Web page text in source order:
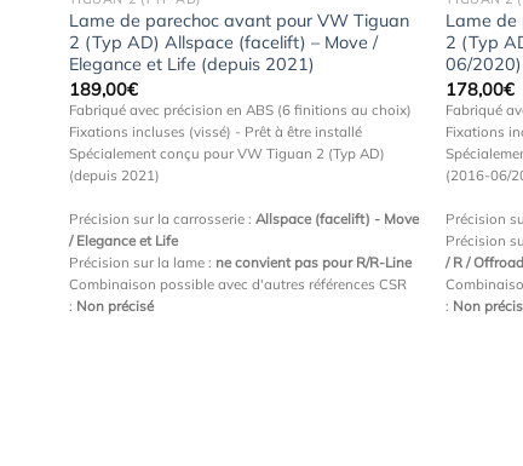
Lame de parechoc avant pour VW Tiguan
2 (Typ AD) Allspace (facelift) – Move /
Elegance et Life (depuis 2021)
189,00€
Fabriqué avec précision en ABS (6 finitions au choix)
Fixations incluses (vissé) - Prêt à être installé
Spécialement conçu pour VW Tiguan 2 (Typ AD)
(depuis 2021)
Précision sur la carrosserie : Allspace (facelift) - Move
/ Elegance et Life
Précision sur la lame : ne convient pas pour R/R-Line
Combinaison possible avec d'autres références CSR
: Non précisé
Lame de
2 (Typ
06/2020)
178,00€
Fabriqué
Fixations
(2016-06/
Précision
Précision
/ R / Offroad
: Non